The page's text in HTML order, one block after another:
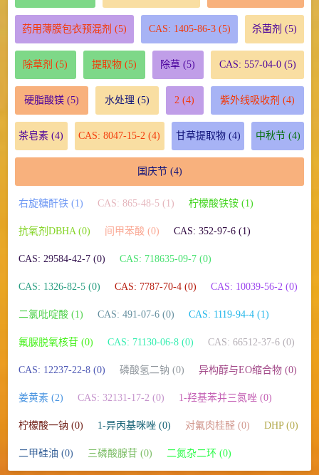
药用薄膜包衣预混剂 (5) CAS: 1405-86-3(5) 杀菌剂 (5)
除草剂 (5) 提取物(5) 除草 (5) CAS: 557-04-0(5)
硬脂酸镁(5) 水处理 (5) 2 (4) 紫外线吸收剂 (4)
茶皂素 (4) CAS: 8047-15-2 (4) 甘草提取物(4) 中秋节(4)
国庆节(4)
右旋糖酐铁 (1) CAS: 865-48-5 (1) 柠檬酸铁铵 (1)
抗氧剂DBHA (0) 间甲苯酸 (0) CAS: 352-97-6 (1)
CAS: 29584-42-7 (0) CAS: 718635-09-7 (0)
CAS: 1326-82-5 (0) CAS: 7787-70-4 (0) CAS: 10039-56-2 (0)
二氯吡啶酸 (1) CAS: 491-07-6 (0) CAS: 1119-94-4 (1)
氟脲脱氧核苷 (0) CAS: 71130-06-8 (0) CAS: 66512-37-6 (0)
CAS: 12237-22-8 (0) 磷酸氢二钠 (0) 异构醇与EO缩合物 (0)
姜黄素 (2) CAS: 32131-17-2 (0) 1-羟基苯并三氮唑 (0)
柠檬酸一钠 (0) 1-异丙基咪唑 (0) 对氟肉桂醛 (0) DHP (0)
二甲硅油 (0) 三磷酸腺苷 (0) 二氮杂二环 (0)